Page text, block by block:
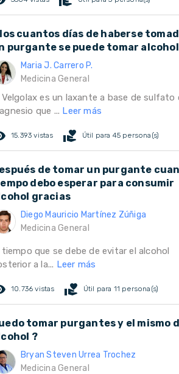
cuantos días de haberse
purgante se puede tomar alcohol
Maria J. Carrero P.
Medicina General
Velgolax es un laxante a base de sulfato
que ... Leer más
15.393 vistas volunteer_activism Útil para 45 persona(s)
de tomar un purgante
debo esperar para consumir
gracias
Diego Mauricio Martínez Zúñiga
Medicina General
tiempo que se debe de evitar el alcohol
a la... Leer más
10.736 vistas volunteer_activism Útil para 11 persona(s)
tomar purgantes y el mismo
?
Bryan Steven Urrea Trochez
Medicina General